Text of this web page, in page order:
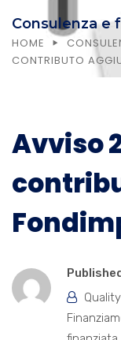
Consulenza e
HOME
CONTRIBUTO
Avviso